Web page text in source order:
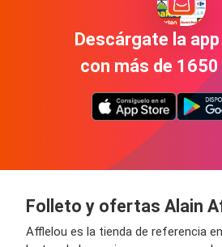
Descárgate la
con más de
Folleto y ofertas Alain
Afflelou es la tienda de referencia